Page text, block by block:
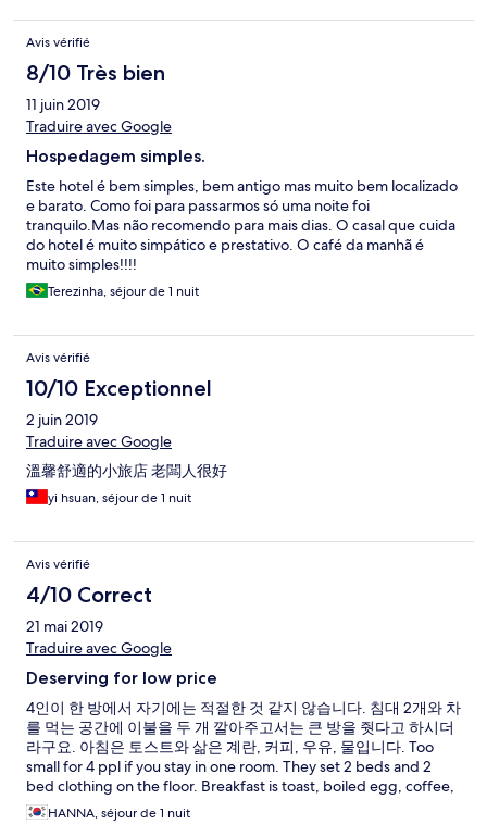
Avis vérifié
8/10 Très bien
11 juin 2019
Traduire avec Google
Hospedagem simples.
Este hotel é bem simples, bem antigo mas muito bem localizado
e barato. Como foi para passarmos só uma noite foi
tranquilo.Mas não recomendo para mais dias. O casal que cuida
do hotel é muito simpático e prestativo. O café da manhã é
muito simples!!!!
Terezinha, séjour de 1 nuit
Avis vérifié
10/10 Exceptionnel
2 juin 2019
Traduire avec Google
溫馨舒適的小旅店 老闆人很好
yi hsuan, séjour de 1 nuit
Avis vérifié
4/10 Correct
21 mai 2019
Traduire avec Google
Deserving for low price
4인이 한 방에서 자기에는 적절한 것 같지 않습니다. 침대 2개와 차
를 먹는 공간에 이불을 두 개 깔아주고서는 큰 방을 줫다고 하시더
라구요. 아침은 토스트와 삶은 계란, 커피, 우유, 물입니다. Too
small for 4 ppl if you stay in one room. They set 2 beds and 2
bed clothing on the floor. Breakfast is toast, boiled egg, coffee,
milk, water. That’s all. Deserving for price.
HANNA, séjour de 1 nuit